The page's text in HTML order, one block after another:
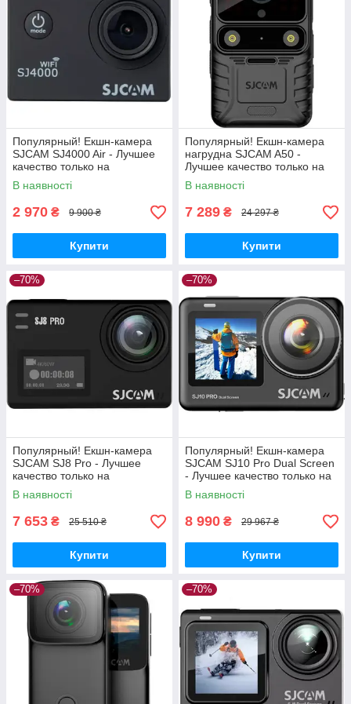
Популярный! Екшн-камера
SJCAM SJ4000 Air - Лучшее
качество только на
Nukleon.com.ua
В наявності
2 970 ₴ 9 900 ₴
Купити
Популярный! Екшн-камера
нагрудна SJCAM A50 -
Лучшее качество только на
Nukleon.com.ua
В наявності
7 289 ₴ 24 297 ₴
Купити
–70%
Популярный! Екшн-камера
SJCAM SJ8 Pro - Лучшее
качество только на
Nukleon.com.ua
В наявності
7 653 ₴ 25 510 ₴
Купити
–70%
Популярный! Екшн-камера
SJCAM SJ10 Pro Dual Screen
- Лучшее качество только на
Nukleon.com.ua
В наявності
8 990 ₴ 29 967 ₴
Купити
–70% –70%